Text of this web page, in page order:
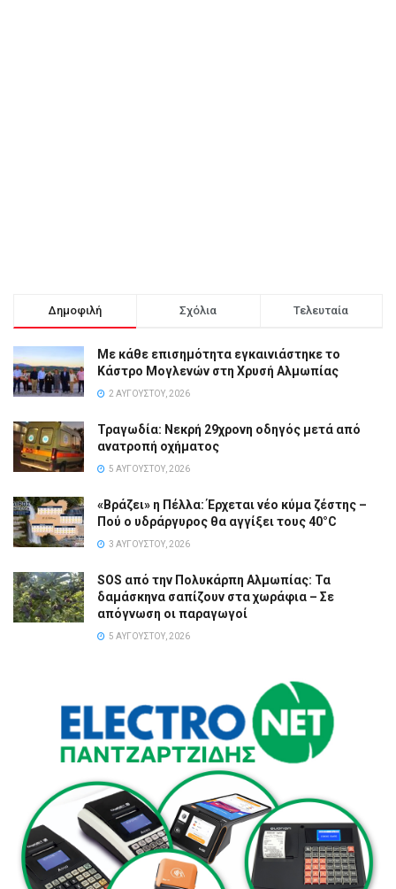
Δημοφιλή Σχόλια Τελευταία
Με κάθε επισημότητα εγκαινιάστηκε το
Κάστρο Μογλενών στη Χρυσή Αλμωπίας
2 ΑΥΓΟΎΣΤΟΥ, 2026
Τραγωδία: Νεκρή 29χρονη οδηγός μετά από
ανατροπή οχήματος
5 ΑΥΓΟΎΣΤΟΥ, 2026
«Βράζει» η Πέλλα: Έρχεται νέο κύμα ζέστης –
Πού ο υδράργυρος θα αγγίξει τους 40°C
3 ΑΥΓΟΎΣΤΟΥ, 2026
SOS από την Πολυκάρπη Αλμωπίας: Τα
δαμάσκηνα σαπίζουν στα χωράφια – Σε
απόγνωση οι παραγωγοί
5 ΑΥΓΟΎΣΤΟΥ, 2026